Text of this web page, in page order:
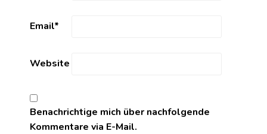
Email*
Website
Benachrichtige mich über nachfolgende
Kommentare via E-Mail.